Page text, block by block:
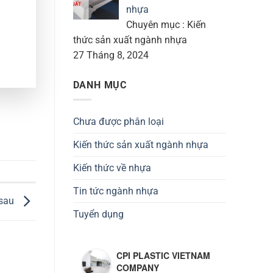
nhựa
Chuyên mục : Kiến
thức sản xuất ngành nhựa
27 Tháng 8, 2024
DANH MỤC
Chưa được phân loại
Kiến thức sản xuất ngành nhựa
Kiến thức về nhựa
Tin tức ngành nhựa
Tuyển dụng
CPI PLASTIC VIETNAM
COMPANY